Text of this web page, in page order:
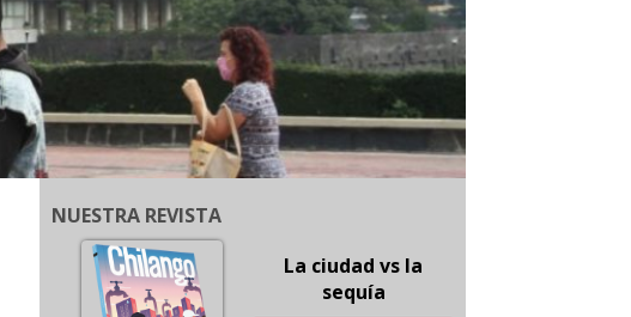
NUESTRA REVISTA
La ciudad vs la
sequía